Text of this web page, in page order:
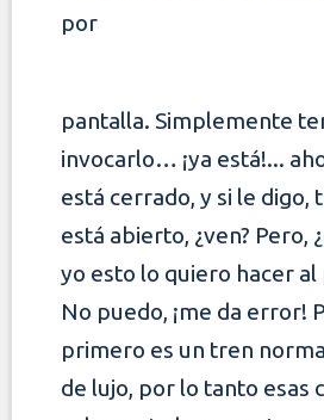
por
pantalla. Simplemente
invocarlo… ¡ya está!...
está cerrado, y si le digo,
está abierto, ¿ven? Pero,
yo esto lo quiero hacer
No puedo, ¡me da error!
primero es un tren
de lujo, por lo tanto esas